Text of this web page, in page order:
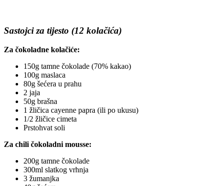
Sastojci za tijesto (12 kolačića)
Za čokoladne kolačiće:
150g tamne čokolade (70% kakao)
100g maslaca
80g šećera u prahu
2 jaja
50g brašna
1 žličica cayenne papra (ili po ukusu)
1/2 žličice cimeta
Prstohvat soli
Za chili čokoladni mousse:
200g tamne čokolade
300ml slatkog vrhnja
3 žumanjka